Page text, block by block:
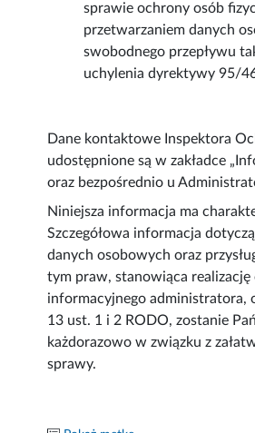
sprawie ochrony osób
przetwarzaniem danych
swobodnego przepływu
uchylenia dyrektywy 95/
Dane kontaktowe Inspektora
udostępnione są w zakładce
oraz bezpośrednio u
Niniejsza informacja ma
Szczegółowa informacja
danych osobowych oraz
tym praw, stanowiąca realizację
informacyjnego administratora,
13 ust. 1 i 2 RODO, zostanie
każdorazowo w związku z
sprawy.